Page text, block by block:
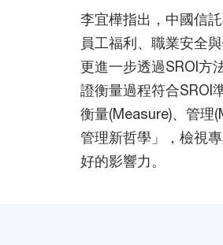
李宜樺指出，中國信
員工福利、職業安全
更進一步透過SROI方
證衡量過程符合SROI
衡量(Measure)、管理
管理新哲學」，檢視
好的影響力。